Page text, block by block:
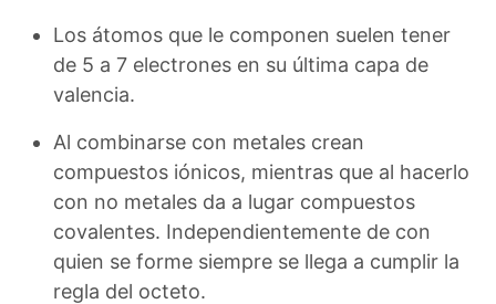
Los átomos que le componen suelen tener
de 5 a 7 electrones en su última capa de
valencia.
Al combinarse con metales crean
compuestos iónicos, mientras que al hacerlo
con no metales da a lugar compuestos
covalentes. Independientemente de con
quien se forme siempre se llega a cumplir la
regla del octeto.